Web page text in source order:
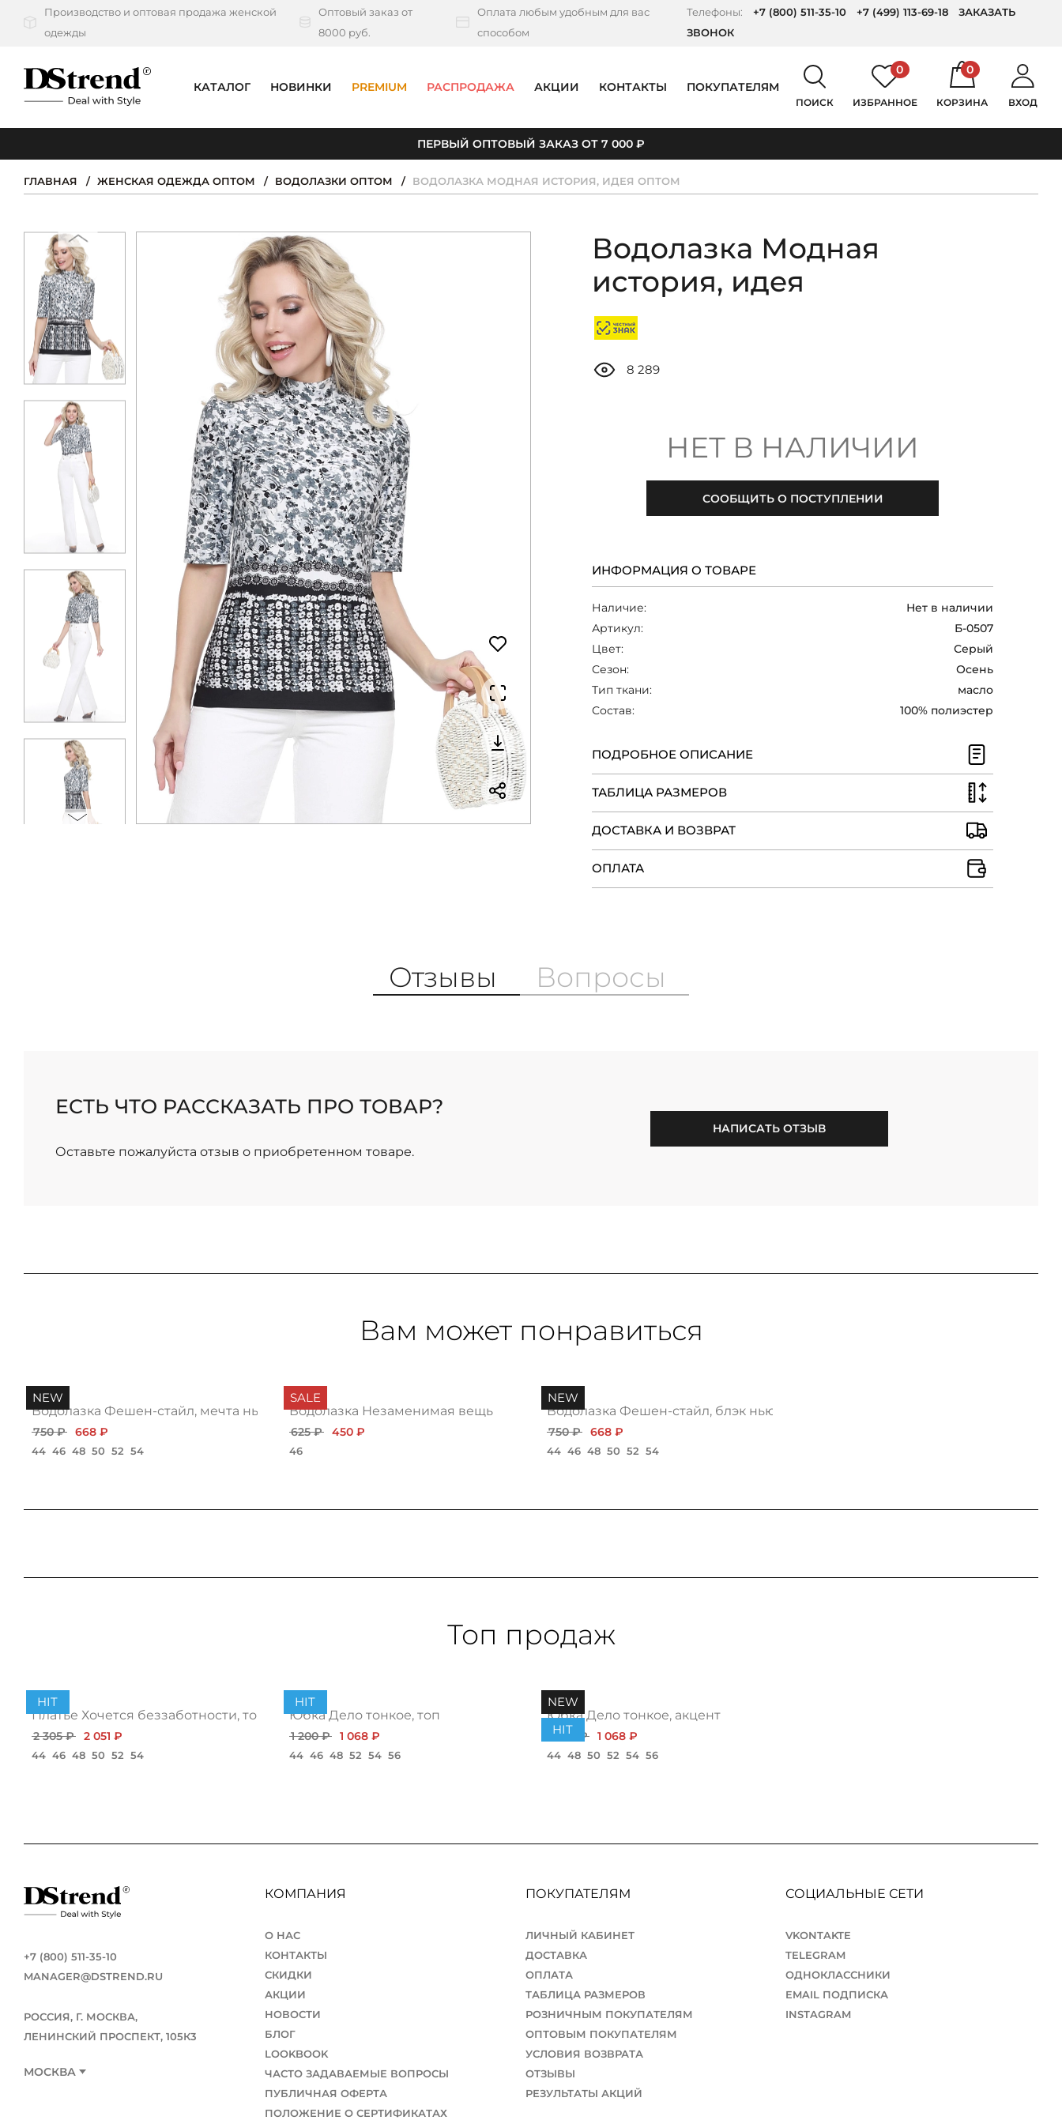
Производство и оптовая продажа женской
одежды
Оптовый заказ от
8000 руб.
Оплата любым удобным для вас
способом
Телефоны: +7 (800) 511-35-10 +7 (499) 113-69-18
ЗАКАЗАТЬ
ЗВОНОК
КАТАЛОГ НОВИНКИ PREMIUM РАСПРОДАЖА АКЦИИ КОНТАКТЫ ПОКУПАТЕЛЯМ
ПОИСК
0
ИЗБРАННОЕ
0
КОРЗИНА ВХОД
ПЕРВЫЙ ОПТОВЫЙ ЗАКАЗ ОТ 7 000 ₽
КАТАЛОГ
НОВИНКИ
PREMIUM
РАСПРОДАЖА
АКЦИИ
КОНТАКТЫ
ЖУРНАЛ
О НАС
СКИДКИ
ЧАСТО ЗАДАВАЕМЫЕ ВОПРОСЫ
ОПТОВЫМ ПОКУПАТЕЛЯМ
РОЗНИЧНЫМ ПОКУПАТЕЛЯМ
ОПЛАТА
ТАБЛИЦА РАЗМЕРОВ
ГЛАВНАЯ ЖЕНСКАЯ ОДЕЖДА ОПТОМ ВОДОЛАЗКИ ОПТОМ ВОДОЛАЗКА МОДНАЯ ИСТОРИЯ, ИДЕЯ ОПТОМ
Водолазка Модная
история, идея
8 289
НЕТ В НАЛИЧИИ
СООБЩИТЬ О ПОСТУПЛЕНИИ
ИНФОРМАЦИЯ О ТОВАРЕ
Наличие:
Нет в наличии
Артикул:
Б-0507
Цвет:
Серый
Сезон:
Осень
Тип ткани:
масло
Состав:
100% полиэстер
ПОДРОБНОЕ ОПИСАНИЕ
ТАБЛИЦА РАЗМЕРОВ
ДОСТАВКА И ВОЗВРАТ
ОПЛАТА
Отзывы Вопросы
ЕСТЬ ЧТО РАССКАЗАТЬ ПРО ТОВАР?
Оставьте пожалуйста отзыв о приобретенном товаре.
НАПИСАТЬ ОТЗЫВ
Вам может понравиться
NEW
Водолазка Фешен-стайл, мечта нью
750 ₽ 668 ₽
44 46 48 50 52 54
SALE
Водолазка Незаменимая вещь
625 ₽ 450 ₽
46
NEW
Водолазка Фешен-стайл, блэк нью
750 ₽ 668 ₽
44 46 48 50 52 54
Топ продаж
HIT
Платье Хочется беззаботности, топ
2 305 ₽ 2 051 ₽
44 46 48 50 52 54
HIT
Юбка Дело тонкое, топ
1 200 ₽ 1 068 ₽
44 46 48 52 54 56
NEW
HIT
Юбка Дело тонкое, акцент
1 200 ₽ 1 068 ₽
44 48 50 52 54 56
+7 (800) 511-35-10
MANAGER@DSTREND.RU
РОССИЯ, Г. МОСКВА,
ЛЕНИНСКИЙ ПРОСПЕКТ, 105К3
МОСКВА
КОМПАНИЯ
О НАС
КОНТАКТЫ
СКИДКИ
АКЦИИ
НОВОСТИ
БЛОГ
LOOKBOOK
ЧАСТО ЗАДАВАЕМЫЕ ВОПРОСЫ
ПУБЛИЧНАЯ ОФЕРТА
ПОЛОЖЕНИЕ О СЕРТИФИКАТАХ
ПОКУПАТЕЛЯМ
ЛИЧНЫЙ КАБИНЕТ
ДОСТАВКА
ОПЛАТА
ТАБЛИЦА РАЗМЕРОВ
РОЗНИЧНЫМ ПОКУПАТЕЛЯМ
ОПТОВЫМ ПОКУПАТЕЛЯМ
УСЛОВИЯ ВОЗВРАТА
ОТЗЫВЫ
РЕЗУЛЬТАТЫ АКЦИЙ
СОЦИАЛЬНЫЕ СЕТИ
VKONTAKTE
TELEGRAM
ОДНОКЛАССНИКИ
EMAIL ПОДПИСКА
INSTAGRAM